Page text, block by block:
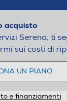
acquisto
Serena, ti
sui costi di
UN PIANO
e finanziamenti